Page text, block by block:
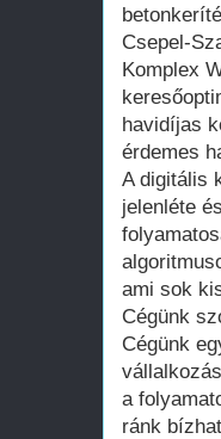
Csepel-
Komplex
havidíjas
érdemes
A digitális
jelenléte
ami sok
Cégünk
Cégünk
a
ránk